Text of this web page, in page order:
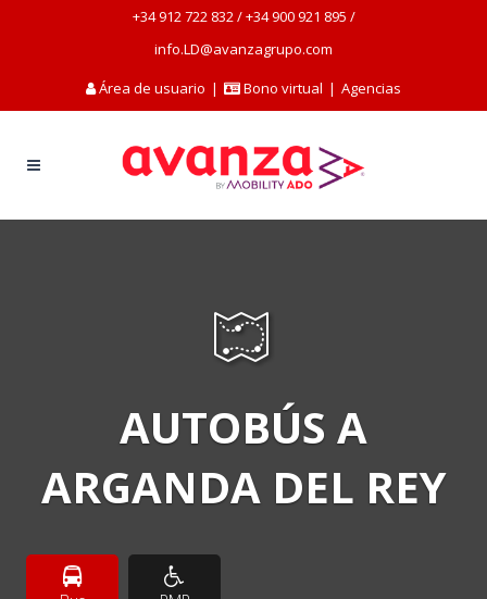
+34 912 722 832/+34 900 921 895 /
info.LD@avanzagrupo.com
Área de usuario | Bono virtual | Agencias
AUTOBÚS A
ARGANDA DEL REY